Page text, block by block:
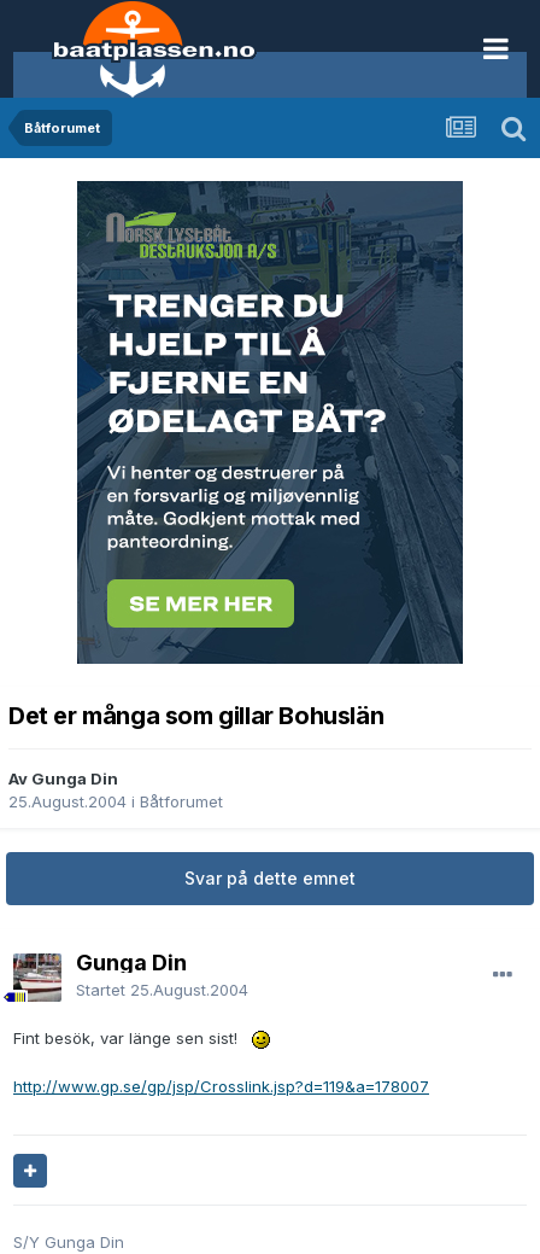
Båtforumet
Det er många som gillar Bohuslän
Av Gunga Din
25.August.2004 i Båtforumet
Svar på dette emnet
Gunga Din
Startet 25.August.2004
Fint besök, var länge sen sist!
http://www.gp.se/gp/jsp/Crosslink.jsp?d=119&a=178007
S/Y Gunga Din